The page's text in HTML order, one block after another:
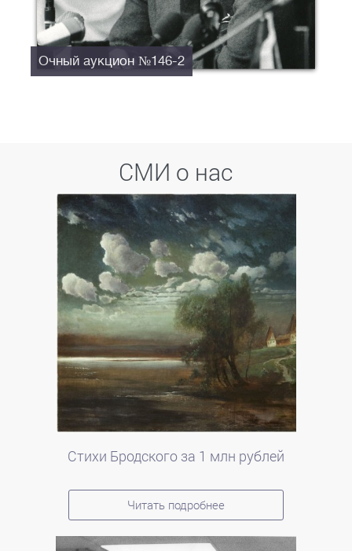
Очный аукцион №146-2
СМИ о нас
Стихи Бродского за 1 млн рублей
Читать подробнее